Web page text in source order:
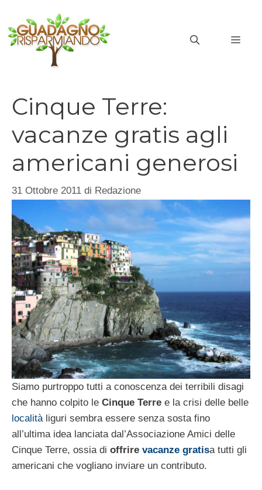
contenuto
Cinque Terre:
vacanze gratis agli
americani generosi
31 Ottobre 2011 di Redazione
Siamo purtroppo tutti a conoscenza dei terribili disagi
che hanno colpito le Cinque Terre e la crisi delle belle
località liguri sembra essere senza sosta fino
all’ultima idea lanciata dal’Associazione Amici delle
Cinque Terre, ossia di offrire vacanze gratisa tutti gli
americani che vogliano inviare un contributo.